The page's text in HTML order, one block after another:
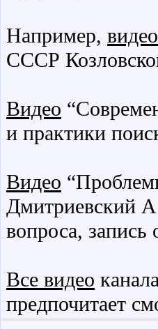
Например, видео
СССР
Видео
и практики
Видео
Дмитриевский
вопроса, запись
Все видео
предпочитает